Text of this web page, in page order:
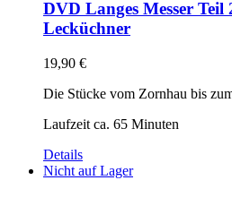
DVD Langes Messer Teil
Lecküchner
19,90 €
Die Stücke vom Zornhau bis
Laufzeit ca. 65 Minuten
Details
Nicht auf Lager